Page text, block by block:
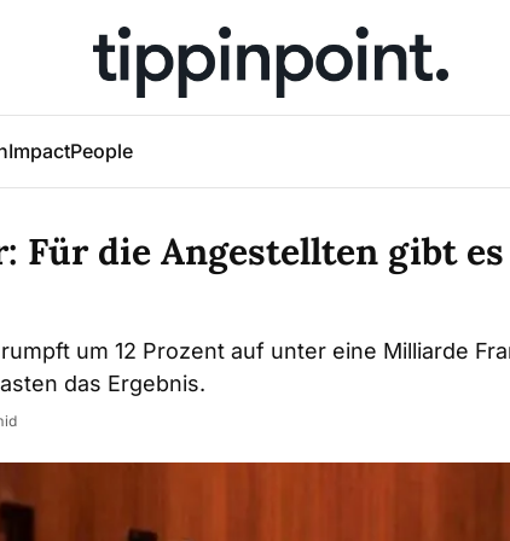
ImpactPeople
Für die Angestellten gibt
um 12 Prozent auf unter eine Milliarde
das Ergebnis.